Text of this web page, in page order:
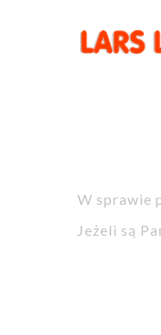
W sprawie
Jeżeli są